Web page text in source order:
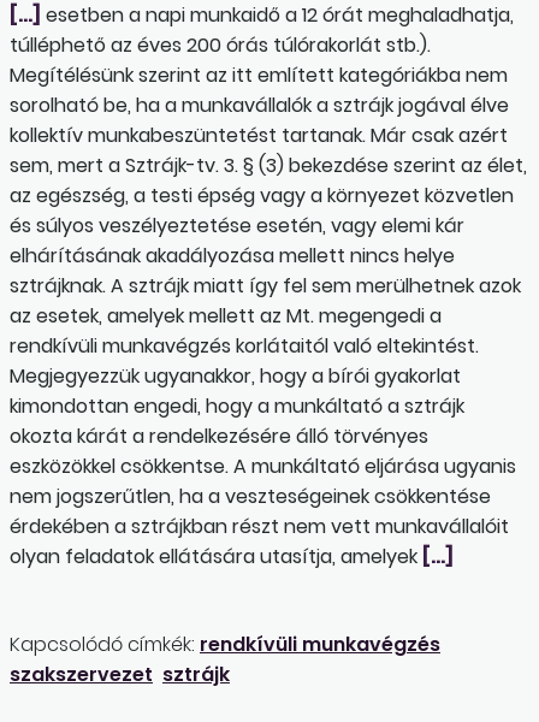
[…] esetben a napi munkaidő a 12 órát meghaladhatja,
túlléphető az éves 200 órás túlórakorlát stb.).
Megítélésünk szerint az itt említett kategóriákba nem
sorolható be, ha a munkavállalók a sztrájk jogával élve
kollektív munkabeszüntetést tartanak. Már csak azért
sem, mert a Sztrájk-tv. 3. § (3) bekezdése szerint az élet,
az egészség, a testi épség vagy a környezet közvetlen
és súlyos veszélyeztetése esetén, vagy elemi kár
elhárításának akadályozása mellett nincs helye
sztrájknak. A sztrájk miatt így fel sem merülhetnek azok
az esetek, amelyek mellett az Mt. megengedi a
rendkívüli munkavégzés korlátaitól való eltekintést.
Megjegyezzük ugyanakkor, hogy a bírói gyakorlat
kimondottan engedi, hogy a munkáltató a sztrájk
okozta kárát a rendelkezésére álló törvényes
eszközökkel csökkentse. A munkáltató eljárása ugyanis
nem jogszerűtlen, ha a veszteségeinek csökkentése
érdekében a sztrájkban részt nem vett munkavállalóit
olyan feladatok ellátására utasítja, amelyek […]
Kapcsolódó címkék: rendkívüli munkavégzés
szakszervezet sztrájk